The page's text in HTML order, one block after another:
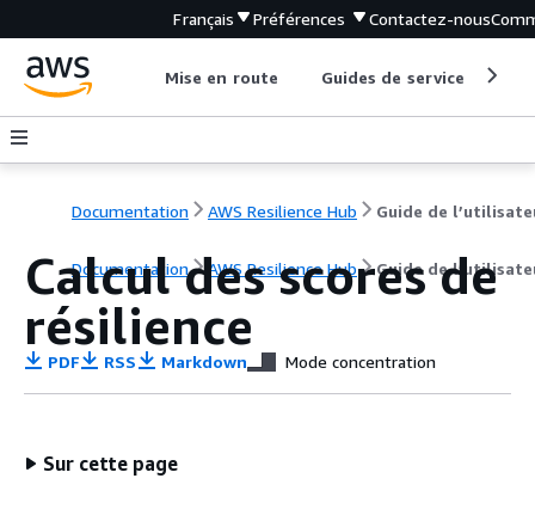
Français Préférences Contactez-nous
Mise en route Guides de service
Documentation AWS Resilience Hub Guide de
Documentation AWS Resilience Hub Guide de
Calcul des scores de
résilience
PDF RSS Markdown Mode concentration
Sur cette page